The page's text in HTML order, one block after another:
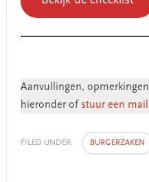
Aanvullingen,
hieronder ofstuur een
FILED UNDER: BURGERZAKEN